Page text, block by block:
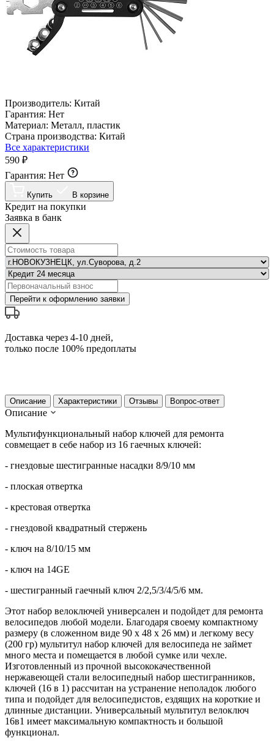
Производитель: Китай
Гарантия: Нет
Материал: Металл, пластик
Страна производства: Китай
Все характеристики
590 ₽
Гарантия: Нет
Купить В корзине
Кредит на покупки
Заявка в банк
Перейти к оформлению заявки
Доставка через 4-10 дней,
только после 100% предоплаты
Описание Характеристики Отзывы Вопрос-ответ
Описание
Мультифункциональный набор ключей для ремонта
совмещает в себе набор из 16 гаечных ключей:
- гнездовые шестигранные насадки 8/9/10 мм
- плоская отвертка
- крестовая отвертка
- гнездовой квадратный стержень
- ключ на 8/10/15 мм
- ключ на 14GE
- шестигранный гаечный ключ 2/2,5/3/4/5/6 мм.
Этот набор велоключей универсален и подойдет для ремонта
велосипедов любой модели. Благодаря своему компактному
размеру (в сложенном виде 90 х 48 х 26 мм) и легкому весу
(200 гр) мультитул набор ключей для велосипеда не займет
много места и помещается в любой сумке или чехле.
Изготовленный из прочной высококачественной
нержавеющей стали велосипедный набор шестигранников,
ключей (16 в 1) рассчитан на устранение неполадок любого
типа и подойдет для велосипедистов, ездящих на короткие и
длинные дистанции. Универсальный мультитул велоключ
16в1 имеет максимальную компактность и большой
функционал.